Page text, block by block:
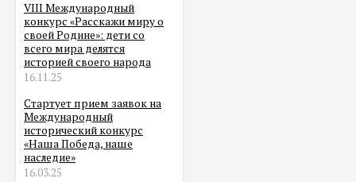
VIII Международный
конкурс «Расскажи миру о
своей Родине»: дети со
всего мира делятся
историей своего народа
16.11.25
Стартует прием заявок на
Международный
исторический конкурс
«Наша Победа, наше
наследие»
16.03.25